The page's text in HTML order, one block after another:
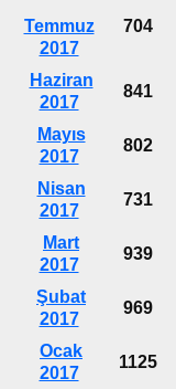
Temmuz
2017
704
Haziran
2017
841
Mayıs
2017
802
Nisan
2017
731
Mart
2017
939
Şubat
2017
969
Ocak
2017
1125